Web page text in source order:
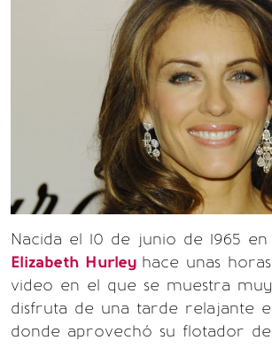
Nacida el 10 de junio de 1965
Elizabeth Hurley hace unas
video en el que se muestra
disfruta de una tarde relajante
donde aprovechó su flotador de